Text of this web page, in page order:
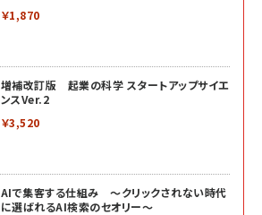
￥1,870
増補改訂版 起業の科学 スタートアップサイエ
ンスVer.2
￥3,520
AIで集客する仕組み ～クリックされない時代
に選ばれるAI検索のセオリー～